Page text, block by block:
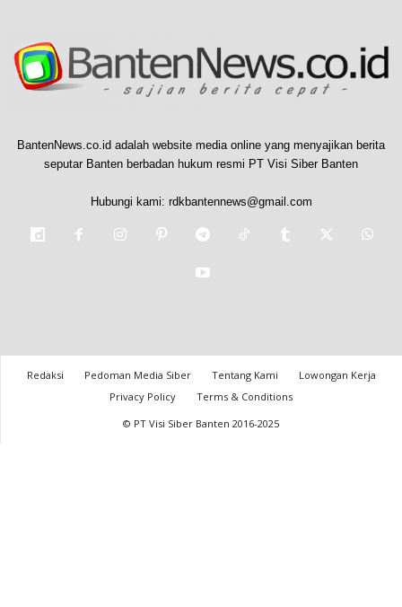
BantenNews.co.id adalah website media online yang menyajikan berita
seputar Banten berbadan hukum resmi PT Visi Siber Banten
Hubungi kami: rdkbantennews@gmail.com
Redaksi Pedoman Media Siber Tentang Kami
Lowongan Kerja
Privacy Policy
Terms & Conditions
© PT Visi Siber Banten 2016-2025